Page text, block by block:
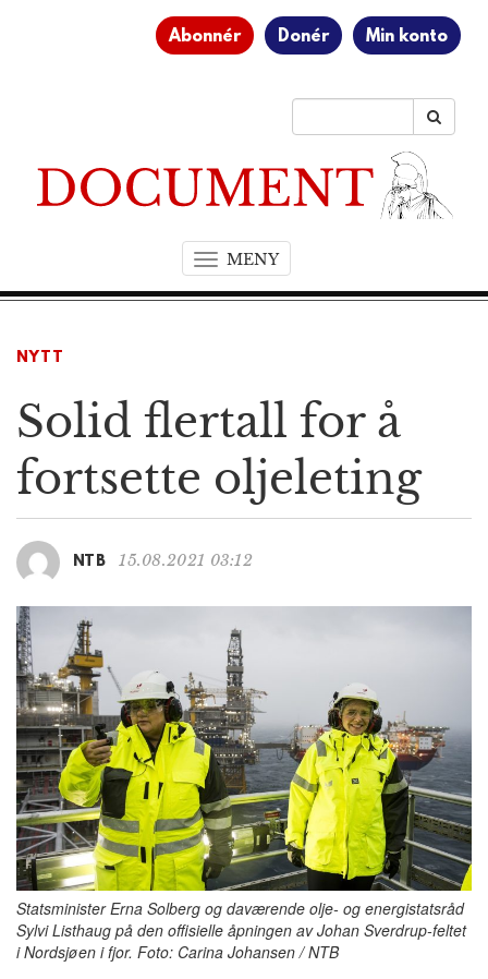
Abonnér Donér Min konto
MENYT
o
n
a
i
NYTT
Solid flertall for å
fortsette oljeleting
NTB 15.08.2021 03:12
Statsminister Erna Solberg og daværende olje- og energistatsråd
Sylvi Listhaug på den offisielle åpningen av Johan Sverdrup-feltet
i Nordsjøen i fjor. Foto: Carina Johansen / NTB